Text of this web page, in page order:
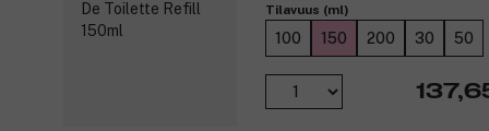
Tilavuus (ml)
100 150 200 30 50